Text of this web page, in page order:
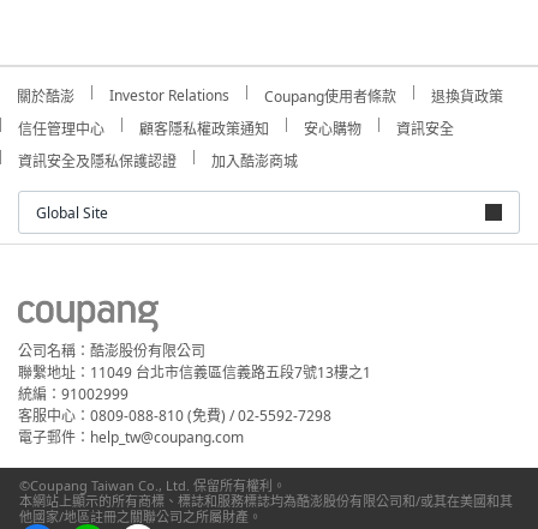
關於酷澎 Investor Relations Coupang使用者條款
退換貨政策
信任管理中心
顧客隱私權政策通知 安心購物
資訊安全
資訊安全及隱私保護認證
加入酷澎商城
Global Site
公司名稱：酷澎股份有限公司
聯繫地址：11049 台北市信義區信義路五段7號13樓之1
統編：91002999
客服中心：0809-088-810 (免費) / 02-5592-7298
電子郵件：help_tw@coupang.com
©Coupang Taiwan Co., Ltd. 保留所有權利。
本網站上顯示的所有商標、標誌和服務標誌均為酷澎股份有限公司和/或其在美國和其
他國家/地區註冊之關聯公司之所屬財產。